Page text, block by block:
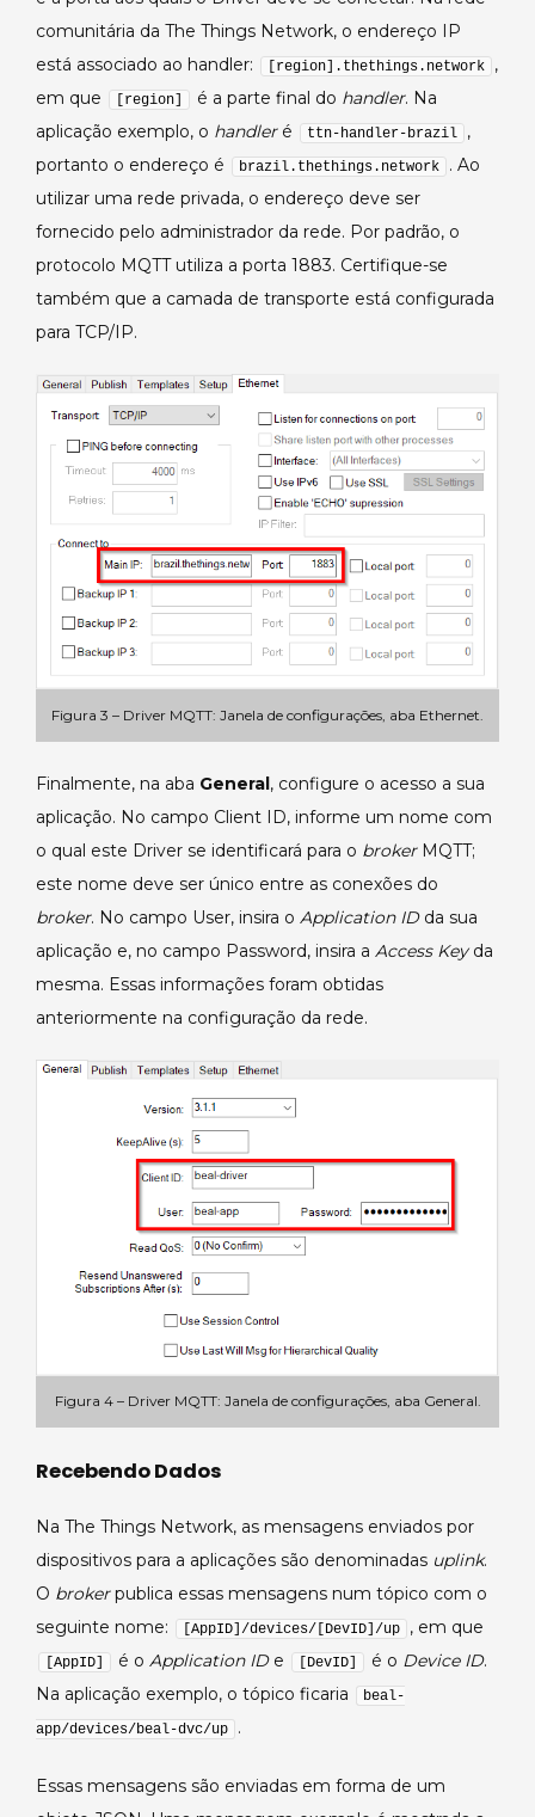
comunitária da The Things Network, o endereço IP
está associado ao handler:
[region].thethings.network
,
em que
[region] é a parte final do handler. Na
aplicação exemplo, o handleré ttn-handler-brazil
,
portanto o endereço é
brazil.thethings.network
. Ao
utilizar uma rede privada, o endereço deve ser
fornecido pelo administrador da rede. Por padrão, o
protocolo MQTT utiliza a porta 1883. Certifique-se
também que a camada de transporte está configurada
para TCP/IP.
Figura 3 – Driver MQTT: Janela de configurações, aba Ethernet.
Finalmente, na aba General, configure o acesso a sua
aplicação. No campo Client ID, informe um nome com
o qual este Driver se identificará para o brokerMQTT;
este nome deve ser único entre as conexões do
broker. No campo User, insira o Application IDda sua
aplicação e, no campo Password, insira a Access Keyda
mesma. Essas informações foram obtidas
anteriormente na configuração da rede.
Figura 4 – Driver MQTT: Janela de configurações, aba General.
Recebendo Dados
Na The Things Network, as mensagens enviados por
dispositivos para a aplicações são denominadas uplink.
O brokerpublica essas mensagens num tópico com o
seguinte nome:
[AppID]/devices/[DevID]/up , em que
[AppID] é o Application IDe [DevID] é o Device ID.
Na aplicação exemplo, o tópico ficaria
beal-
app/devices/beal-dvc/up
.
Essas mensagens são enviadas em forma de um